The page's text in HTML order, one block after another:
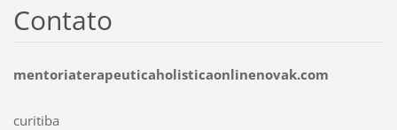
Contato
mentoriaterapeuticaholisticaonlinenovak.com
curitiba